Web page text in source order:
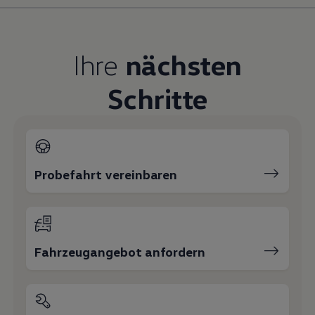
Elektromobilität
Volkswagen R
Pannen- und Unfallhilfe
Volkswagen Kundenbetreuung
Ihre nächsten
Schritte
Probefahrt vereinbaren
Fahrzeugangebot anfordern